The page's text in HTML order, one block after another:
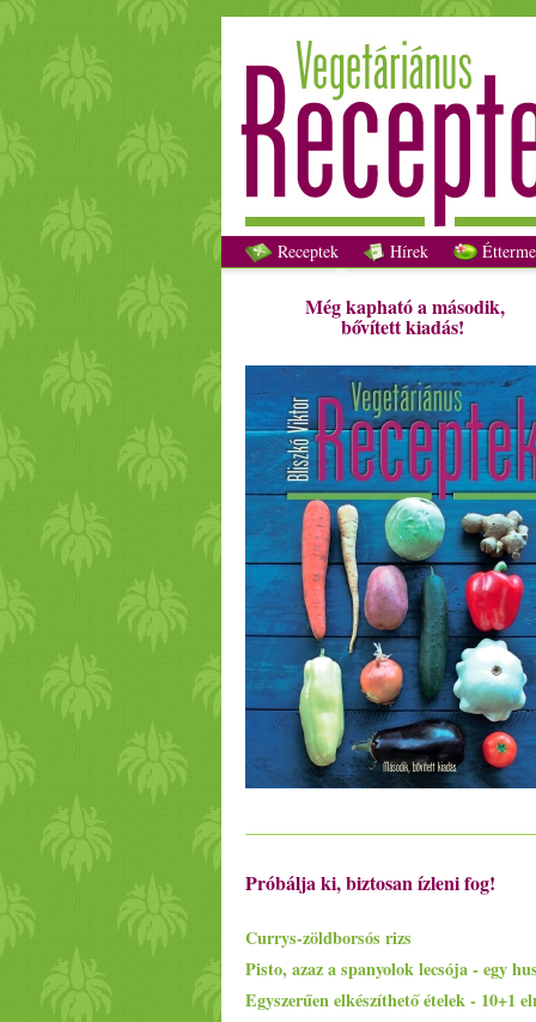
Receptek Hírek
Még kapható a második,
bővített kiadás!
Próbálja ki, biztosan ízleni fog!
Currys-zöldborsós rizs